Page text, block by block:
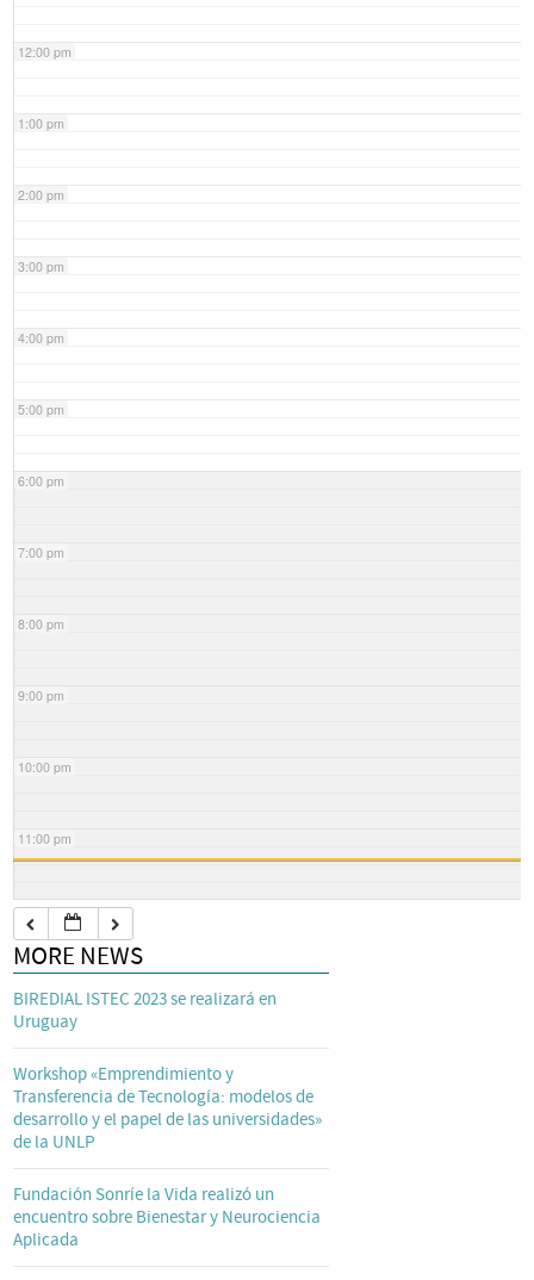
12:00 pm
1:00 pm
2:00 pm
3:00 pm
4:00 pm
5:00 pm
6:00 pm
7:00 pm
8:00 pm
9:00 pm
10:00 pm
11:00 pm
MORE NEWS
BIREDIAL ISTEC 2023 se realizará en
Uruguay
Workshop «Emprendimiento y
Transferencia de Tecnología: modelos de
desarrollo y el papel de las universidades»
de la UNLP
Fundación Sonríe la Vida realizó un
encuentro sobre Bienestar y Neurociencia
Aplicada